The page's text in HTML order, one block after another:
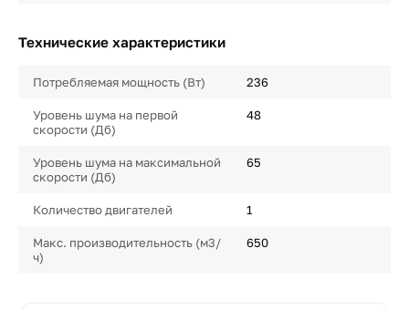
Технические характеристики
Потребляемая мощность (Вт) 236
Уровень шума на первой
скорости (Дб)
48
Уровень шума на максимальной
скорости (Дб)
65
Количество двигателей 1
Макс. производительность (м3/
ч)
650